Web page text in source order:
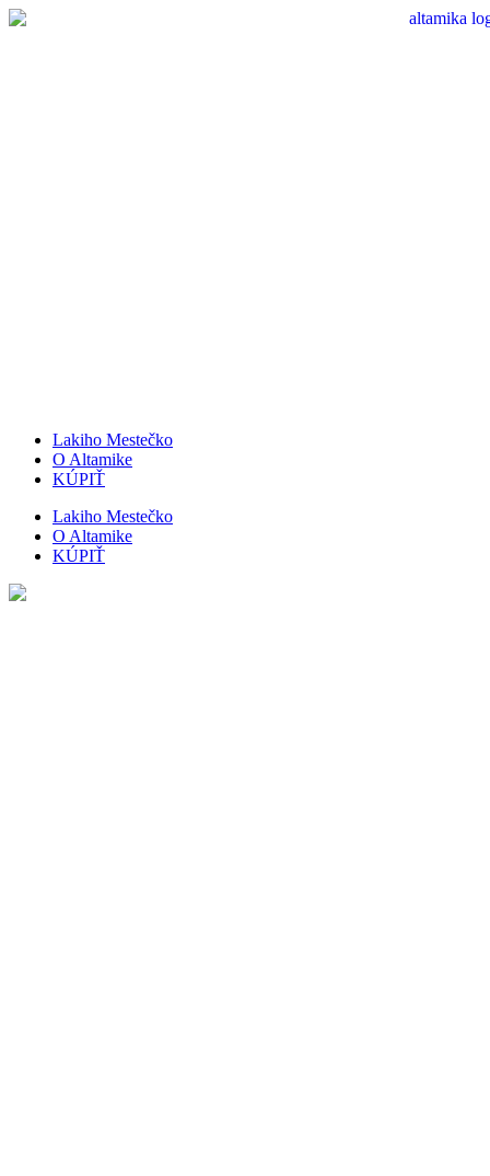
Lakiho Mestečko
O Altamike
KÚPIŤ
Lakiho Mestečko
O Altamike
KÚPIŤ